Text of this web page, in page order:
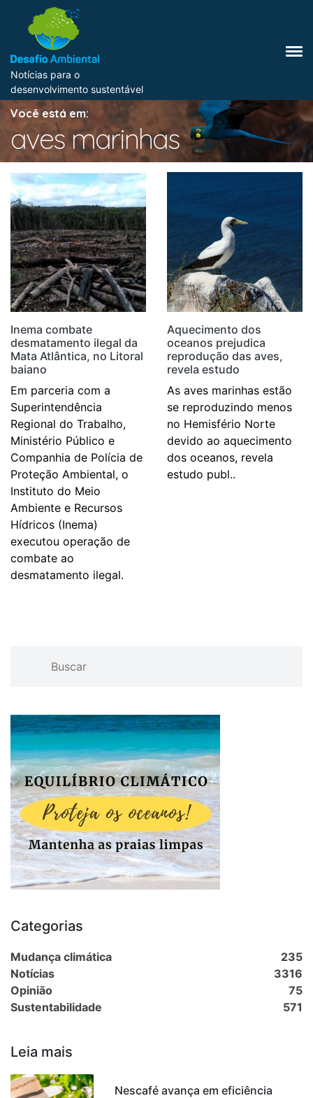
Notícias para o
desenvolvimento sustentável
Você está em:
aves marinhas
Inema combate
desmatamento ilegal da
Mata Atlântica, no Litoral
baiano
Em parceria com a
Superintendência
Regional do Trabalho,
Ministério Público e
Companhia de Polícia de
Proteção Ambiental, o
Instituto do Meio
Ambiente e Recursos
Hídricos (Inema)
executou operação de
combate ao
desmatamento ilegal.
Aquecimento dos
oceanos prejudica
reprodução das aves,
revela estudo
As aves marinhas estão
se reproduzindo menos
no Hemisfério Norte
devido ao aquecimento
dos oceanos, revela
estudo publ..
Categorias
Mudança climática
235
Notícias
3316
Opinião
75
Sustentabilidade
571
Leia mais
Nescafé avança em eficiência